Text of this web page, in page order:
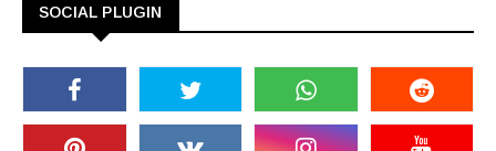
SOCIAL PLUGIN